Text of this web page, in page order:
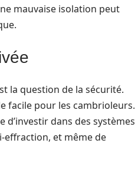
mauvaise isolation peut
la question de la sécurité.
facile pour les cambrioleurs.
d’investir dans des systèmes
effraction, et même de